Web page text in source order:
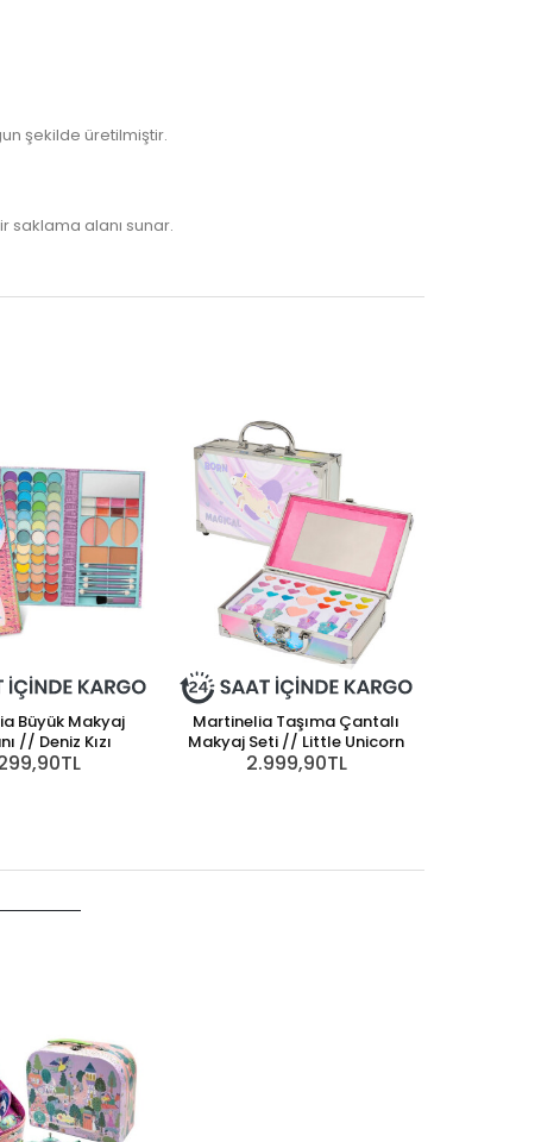
şekilde üretilmiştir.
saklama alanı sunar.
Büyük Makyaj
// Deniz Kızı
Martinelia Taşıma Çantalı
Makyaj Seti // Little Unicorn
2.999,90TL